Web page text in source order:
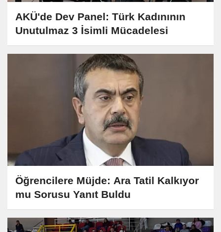
AKÜ'de Dev Panel: Türk Kadınının
Unutulmaz 3 İsimli Mücadelesi
Öğrencilere Müjde: Ara Tatil Kalkıyor
mu Sorusu Yanıt Buldu